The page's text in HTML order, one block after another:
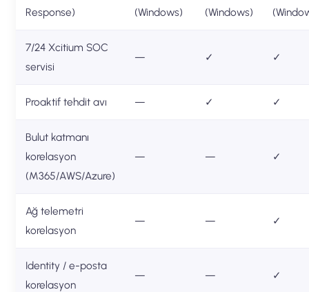
Response)
(Windows)
(Windows)
7/24 Xcitium SOC
servisi
— ✓ ✓
Proaktif tehdit avı — ✓ ✓
Bulut katmanı
korelasyon
(M365/AWS/Azure)
— — ✓
Ağ telemetri
korelasyon
— — ✓
Identity / e-posta
korelasyon
— — ✓